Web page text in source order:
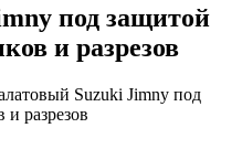
под защитой
и разрезов
Suzuki Jimny под
и разрезов